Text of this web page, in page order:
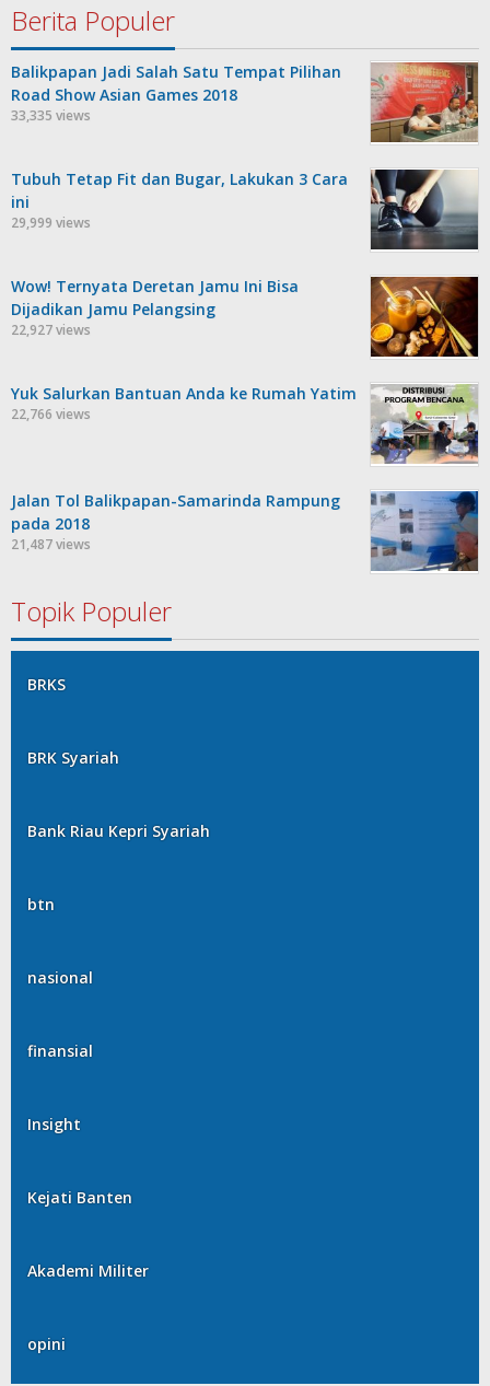
Berita Populer
Balikpapan Jadi Salah Satu Tempat Pilihan
Road Show Asian Games 2018
33,335 views
Tubuh Tetap Fit dan Bugar, Lakukan 3 Cara
ini
29,999 views
Wow! Ternyata Deretan Jamu Ini Bisa
Dijadikan Jamu Pelangsing
22,927 views
Yuk Salurkan Bantuan Anda ke Rumah Yatim
22,766 views
Jalan Tol Balikpapan-Samarinda Rampung
pada 2018
21,487 views
Topik Populer
BRKS
BRK Syariah
Bank Riau Kepri Syariah
btn
nasional
finansial
Insight
Kejati Banten
Akademi Militer
opini